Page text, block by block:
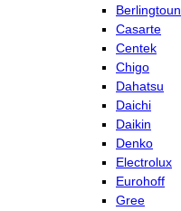
Berlingtoun
Casarte
Centek
Chigo
Dahatsu
Daichi
Daikin
Denko
Electrolux
Eurohoff
Gree